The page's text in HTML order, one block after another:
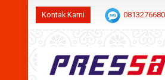
Kontak Kami